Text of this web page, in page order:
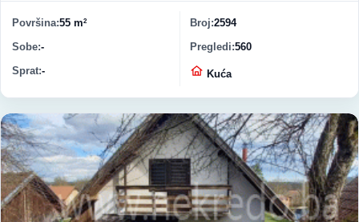
Površina 55 m2 Broj 2594
Sobe - Pregledi 560
Sprat - Vrsta nekretnine
Kuća